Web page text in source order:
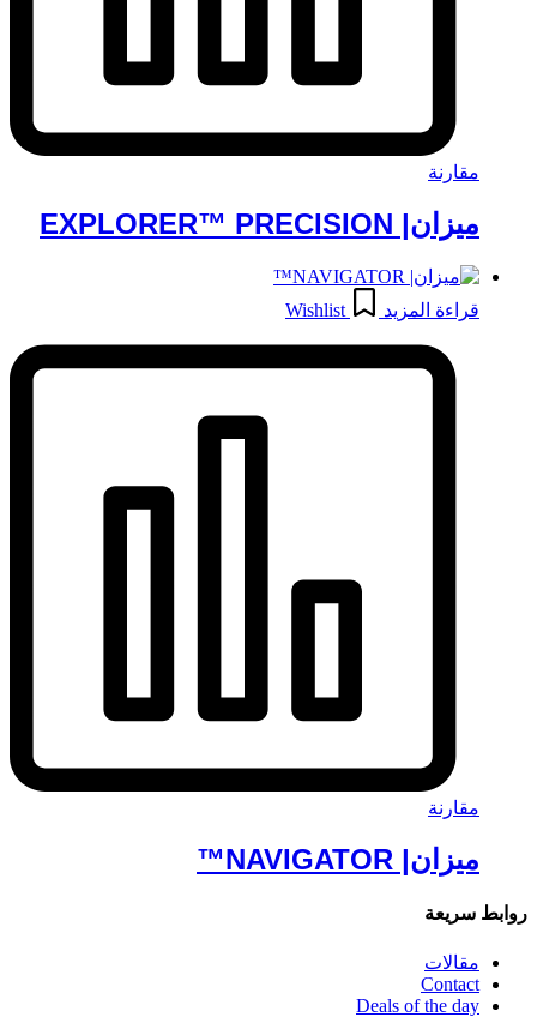
مقارنة
ميزان| EXPLORER™ PRECISION
قراءة المزيد Wishlist
مقارنة
ميزان| NAVIGATOR™
روابط سريعة
مقالات
Contact
Deals of the day